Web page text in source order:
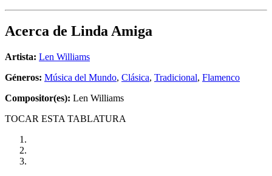
Acerca de Linda Amiga
Artista: Len Williams
Géneros: Música del Mundo, Clásica, Tradicional, Flamenco
Compositor(es): Len Williams
TOCAR ESTA TABLATURA